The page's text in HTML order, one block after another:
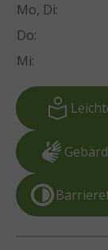
Mo, Di:
Do:
Mi: